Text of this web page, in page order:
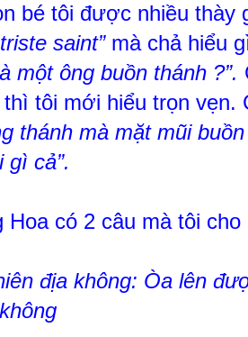
bé tôi được nhiều thày
saint”mà chả hiểu
một ông buồn thánh ?”.
thì tôi mới hiểu trọn vẹn.
thánh mà mặt mũi
gì cả”.
Hoa có 2 câu mà tôi
địa không: Òa lên